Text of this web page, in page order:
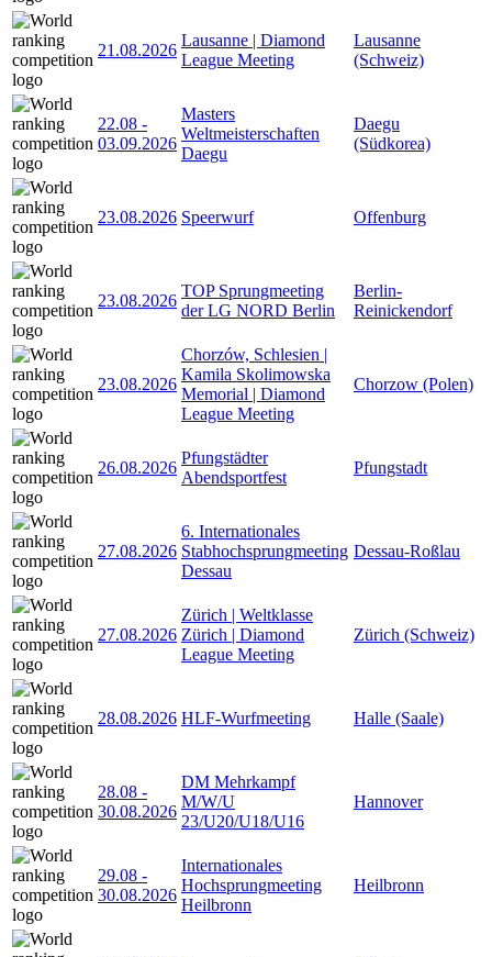
21.08.2026
Lausanne | Diamond
League Meeting
Lausanne
(Schweiz)
22.08 -
03.09.2026
Masters
Weltmeisterschaften
Daegu
Daegu
(Südkorea)
23.08.2026 Speerwurf Offenburg
23.08.2026
TOP Sprungmeeting
der LG NORD Berlin
Berlin-
Reinickendorf
23.08.2026
Chorzów, Schlesien |
Kamila Skolimowska
Memorial | Diamond
League Meeting
Chorzow (Polen)
26.08.2026
Pfungstädter
Abendsportfest
Pfungstadt
27.08.2026
6. Internationales
Stabhochsprungmeeting
Dessau
Dessau-Roßlau
27.08.2026
Zürich | Weltklasse
Zürich | Diamond
League Meeting
Zürich (Schweiz)
28.08.2026 HLF-Wurfmeeting Halle (Saale)
28.08 -
30.08.2026
DM Mehrkampf
M/W/U
23/U20/U18/U16
Hannover
29.08 -
30.08.2026
Internationales
Hochsprungmeeting
Heilbronn
Heilbronn